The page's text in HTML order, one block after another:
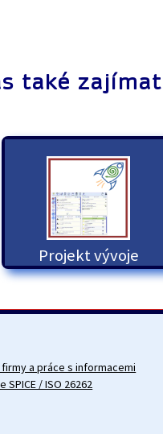
také zajímat
Projekt vývoje
a práce s informacemi
/ ISO 26262